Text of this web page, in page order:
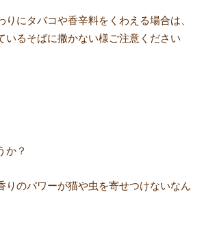
りにタバコや香辛料をくわえる場合は、
いるそばに撒かない様ご注意ください
か？
りのパワーが猫や虫を寄せつけないなん